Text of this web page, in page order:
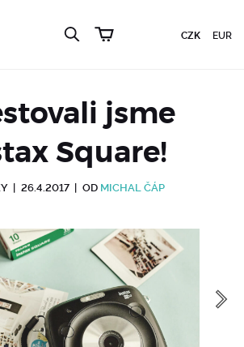
CZK EUR
jsme
Square!
26.4.2017 OD MICHAL ČÁP